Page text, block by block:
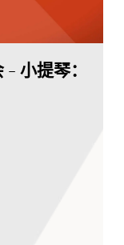
小提琴：